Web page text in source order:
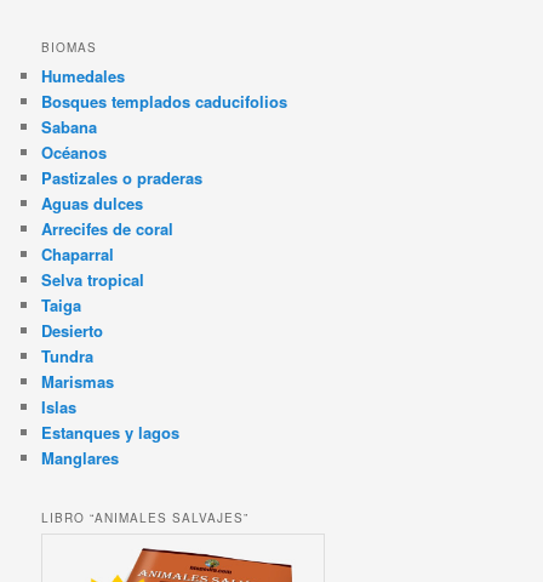
BIOMAS
Humedales
Bosques templados caducifolios
Sabana
Océanos
Pastizales o praderas
Aguas dulces
Arrecifes de coral
Chaparral
Selva tropical
Taiga
Desierto
Tundra
Marismas
Islas
Estanques y lagos
Manglares
LIBRO “ANIMALES SALVAJES”